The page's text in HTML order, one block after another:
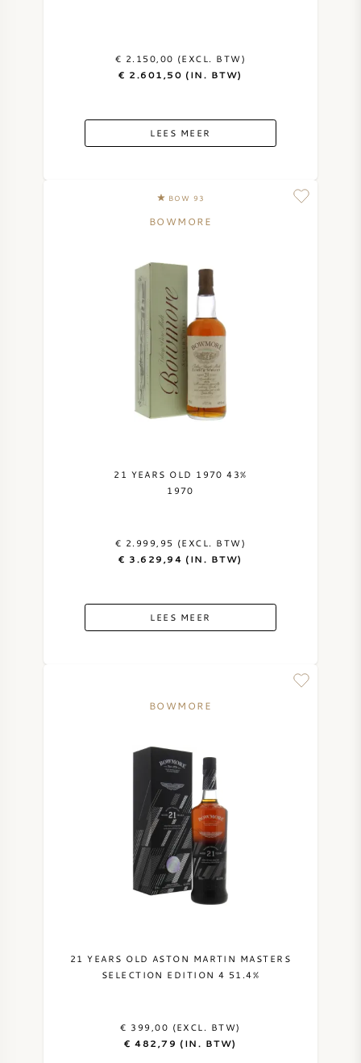
€ 2.150,00 (EXCL. BTW)
€ 2.601,50 (IN. BTW)
LEES MEER
BOW 93
BOWMORE
21 YEARS OLD 1970 43%
1970
€ 2.999,95 (EXCL. BTW)
€ 3.629,94 (IN. BTW)
LEES MEER
BOWMORE
21 YEARS OLD ASTON MARTIN MASTERS
SELECTION EDITION 4 51.4%
€ 399,00 (EXCL. BTW)
€ 482,79 (IN. BTW)